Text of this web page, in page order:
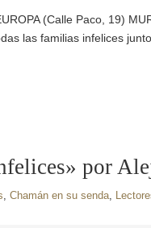
(Calle Paco, 19)
las familias infelices
por
, Chamán en su senda,